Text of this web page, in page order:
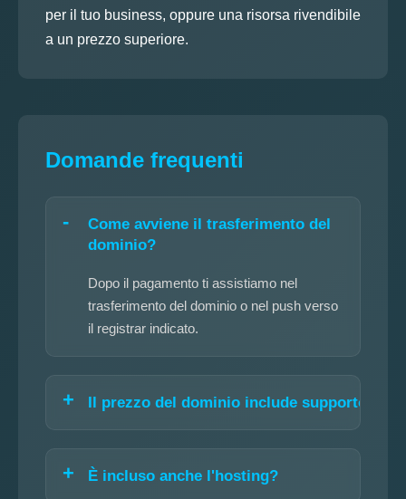
per il tuo business, oppure una risorsa rivendibile
a un prezzo superiore.
Domande frequenti
Come avviene il trasferimento del
dominio?
Dopo il pagamento ti assistiamo nel
trasferimento del dominio o nel push verso
il registrar indicato.
Il prezzo del dominio include supporto?
È incluso anche l'hosting?